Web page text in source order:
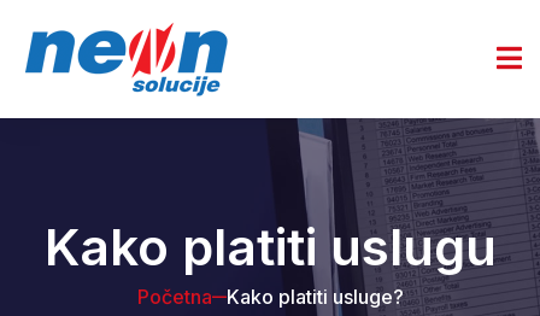
Kako platiti uslugu
Početna Kako platiti usluge?